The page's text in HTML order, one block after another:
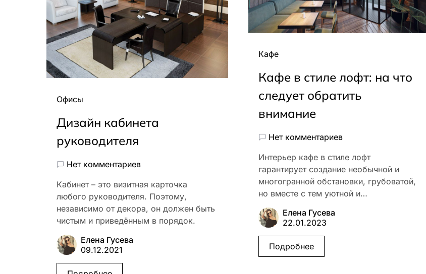
Офисы
Дизайн кабинета
руководителя
Нет комментариев
Кабинет – это визитная карточка
любого руководителя. Поэтому,
независимо от декора, он должен быть
чистым и приведённым в порядок.
Елена Гусева
09.12.2021
Кафе
Кафе в стиле лофт: на что
следует обратить
внимание
Нет комментариев
Интерьер кафе в стиле лофт
гарантирует создание необычной и
многогранной обстановки, грубоватой,
но вместе с тем уютной и…
Елена Гусева
22.01.2023
Подробнее